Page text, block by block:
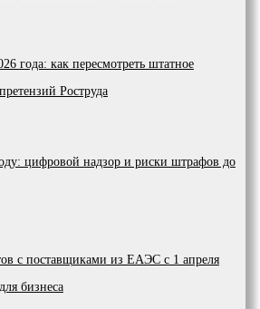
года: как пересмотреть штатное
Роструда
цифровой надзор и риски штрафов до
с поставщиками из ЕАЭС с 1 апреля
бизнеса